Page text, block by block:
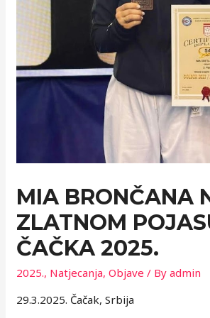
MIA BRONČANA
ZLATNOM
ČAČKA 2025.
2025., Natjecanja,Objave / Byadmin
29.3.2025. Čačak, Srbija